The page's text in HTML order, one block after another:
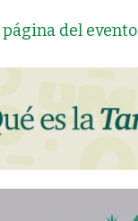
página del evento